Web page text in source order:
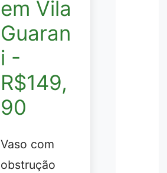
em Vila
Guaran
i -
R$149,
90
Vaso com
obstrução